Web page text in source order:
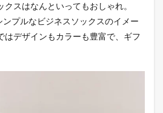
スはなんといってもおしゃれ。
プルなビジネスソックスのイメー
はデザインもカラーも豊富で、ギフ